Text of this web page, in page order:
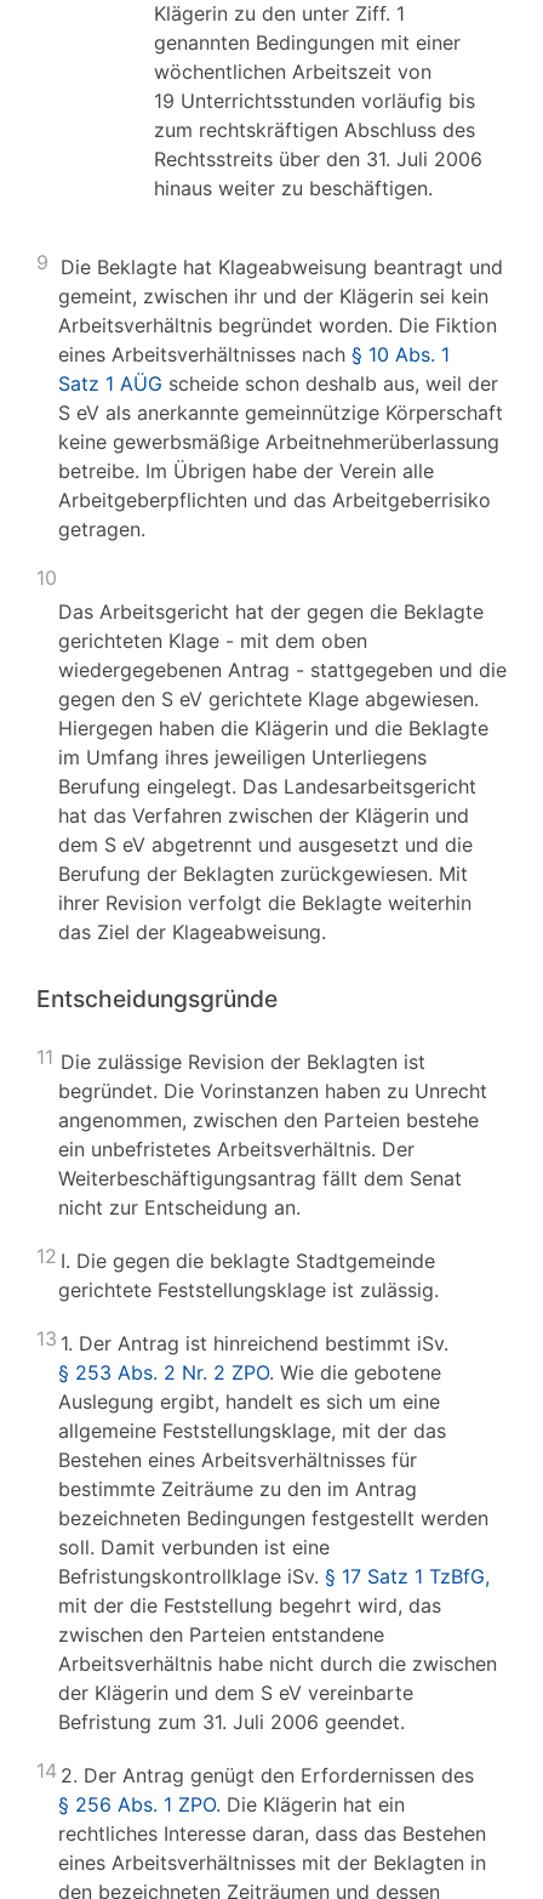
Klägerin zu den unter Ziff. 1
genannten Bedingungen mit einer
wöchentlichen Arbeitszeit von
19 Unterrichtsstunden vorläufig bis
zum rechtskräftigen Abschluss des
Rechtsstreits über den 31. Juli 2006
hinaus weiter zu beschäftigen.
9 Die Beklagte hat Klageabweisung beantragt und
gemeint, zwischen ihr und der Klägerin sei kein
Arbeitsverhältnis begründet worden. Die Fiktion
eines Arbeitsverhältnisses nach § 10 Abs. 1
Satz 1 AÜG scheide schon deshalb aus, weil der
S eV als anerkannte gemeinnützige Körperschaft
keine gewerbsmäßige Arbeitnehmerüberlassung
betreibe. Im Übrigen habe der Verein alle
Arbeitgeberpflichten und das Arbeitgeberrisiko
getragen.
10
Das Arbeitsgericht hat der gegen die Beklagte
gerichteten Klage - mit dem oben
wiedergegebenen Antrag - stattgegeben und die
gegen den S eV gerichtete Klage abgewiesen.
Hiergegen haben die Klägerin und die Beklagte
im Umfang ihres jeweiligen Unterliegens
Berufung eingelegt. Das Landesarbeitsgericht
hat das Verfahren zwischen der Klägerin und
dem S eV abgetrennt und ausgesetzt und die
Berufung der Beklagten zurückgewiesen. Mit
ihrer Revision verfolgt die Beklagte weiterhin
das Ziel der Klageabweisung.
Entscheidungsgründe
11 Die zulässige Revision der Beklagten ist
begründet. Die Vorinstanzen haben zu Unrecht
angenommen, zwischen den Parteien bestehe
ein unbefristetes Arbeitsverhältnis. Der
Weiterbeschäftigungsantrag fällt dem Senat
nicht zur Entscheidung an.
12 I. Die gegen die beklagte Stadtgemeinde
gerichtete Feststellungsklage ist zulässig.
13 1. Der Antrag ist hinreichend bestimmt iSv.
§ 253 Abs. 2 Nr. 2 ZPO. Wie die gebotene
Auslegung ergibt, handelt es sich um eine
allgemeine Feststellungsklage, mit der das
Bestehen eines Arbeitsverhältnisses für
bestimmte Zeiträume zu den im Antrag
bezeichneten Bedingungen festgestellt werden
soll. Damit verbunden ist eine
Befristungskontrollklage iSv. § 17 Satz 1 TzBfG,
mit der die Feststellung begehrt wird, das
zwischen den Parteien entstandene
Arbeitsverhältnis habe nicht durch die zwischen
der Klägerin und dem S eV vereinbarte
Befristung zum 31. Juli 2006 geendet.
14 2. Der Antrag genügt den Erfordernissen des
§ 256 Abs. 1 ZPO. Die Klägerin hat ein
rechtliches Interesse daran, dass das Bestehen
eines Arbeitsverhältnisses mit der Beklagten in
den bezeichneten Zeiträumen und dessen